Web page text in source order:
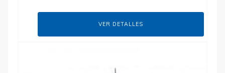
VER DETALLES